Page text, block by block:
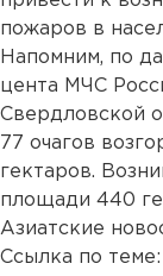
пожаров в
Напомним, по
цента МЧС
Свердловской
77 очагов
гектаров.
площади 440
Азиатские
Ссылка по теме: